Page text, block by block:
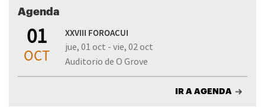
Agenda
01
OCT
XXVIII FOROACUI
jue, 01 oct - vie, 02 oct
Auditorio de O Grove
IR A AGENDA